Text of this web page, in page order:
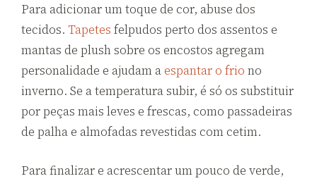
Para adicionar um toque de cor, abuse dos
tecidos. Tapetes felpudos perto dos assentos e
mantas de plush sobre os encostos agregam
personalidade e ajudam aespantar o frio no
inverno. Se a temperatura subir, é só os substituir
por peças mais leves e frescas, como passadeiras
de palha e almofadas revestidas com cetim.
Para finalizar e acrescentar um pouco de verde,